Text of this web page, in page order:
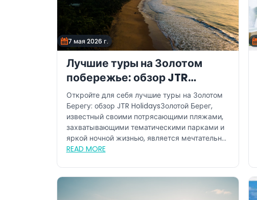
7 мая 2026 г.
Лучшие туры на Золотом
побережье: обзор JTR
Holidays
Откройте для себя лучшие туры на Золотом
Берегу: обзор JTR HolidaysЗолотой Берег,
известный своими потрясающими пляжами,
захватывающими тематическими парками и
яркой ночной жизнью, является мечтательн...
READ MORE